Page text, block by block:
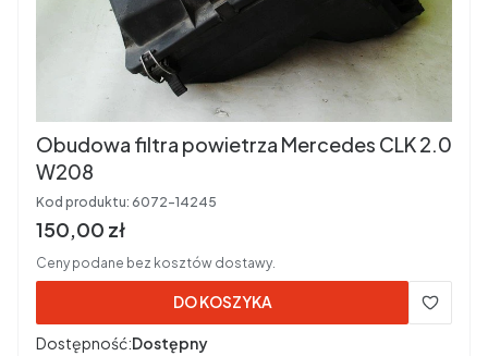
Obudowa filtra powietrza Mercedes CLK 2.0
W208
Kod produktu: 6072-14245
Cena brutto
150,00 zł
Ceny podane bez kosztów dostawy.
DO KOSZYKA
Dostępność:Dostępny